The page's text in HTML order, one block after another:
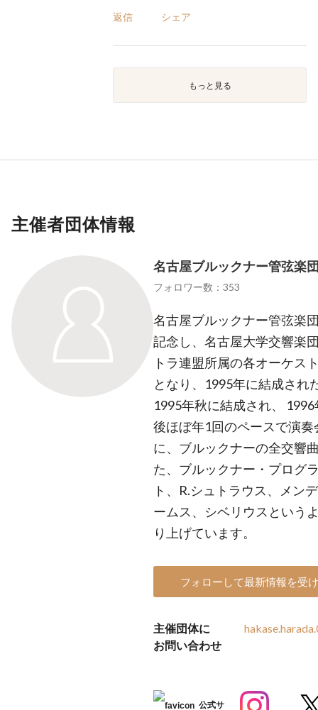
返信 シェア
もっと見る
主催者団体情報
名古屋ブルックナー管弦楽
フォロワー数：353
名古屋ブルックナー管弦楽
記念し、名古屋大学交響楽
トラ連盟所属の各オーケス
となり、1995年に結成され
1995年秋に結成され、
後ほぼ年1回のペースで演
に、ブルックナーの全交響
た、ブルックナー・プログ
ト、R.シュトラウス、メン
ームス、シベリウスという
り上げています。
フォローして最新情報を受
主催団体に
お問い合わせ
公式サ